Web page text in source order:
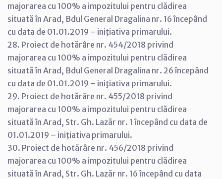
majorarea cu 100% a impozitului pentru clădirea
situată în Arad, Bdul General Dragalina nr. 16 începând
cu data de 01.01.2019 – iniţiativa primarului.
28. Proiect de hotărâre nr. 454/2018 privind
majorarea cu 100% a impozitului pentru clădirea
situată în Arad, Bdul General Dragalina nr. 26 începând
cu data de 01.01.2019 – iniţiativa primarului.
29. Proiect de hotărâre nr. 455/2018 privind
majorarea cu 100% a impozitului pentru clădirea
situată în Arad, Str. Gh. Lazăr nr. 1 începând cu data de
01.01.2019 – iniţiativa primarului.
30. Proiect de hotărâre nr. 456/2018 privind
majorarea cu 100% a impozitului pentru clădirea
situată în Arad, Str. Gh. Lazăr nr. 16 începând cu data